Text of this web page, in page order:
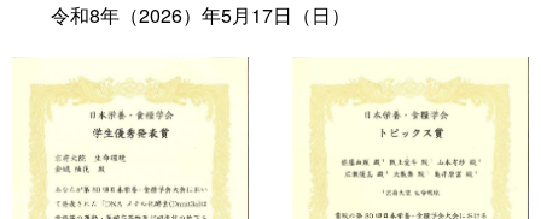
令和8年（2026）年5月17日（日）